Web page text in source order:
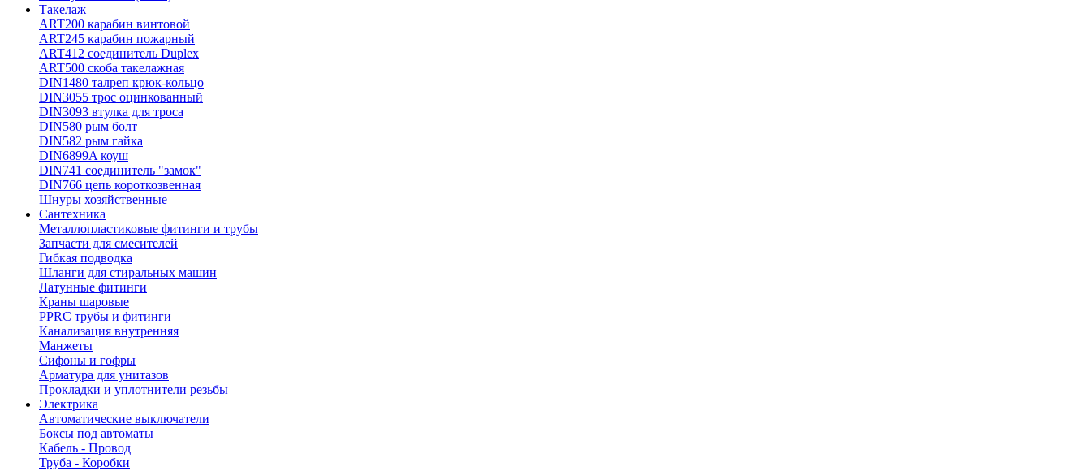
Такелаж
ART200 карабин винтовой
ART245 карабин пожарный
ART412 соединитель Duplex
ART500 скоба такелажная
DIN1480 талреп крюк-кольцо
DIN3055 трос оцинкованный
DIN3093 втулка для троса
DIN580 рым болт
DIN582 рым гайка
DIN6899A коуш
DIN741 соединитель "замок"
DIN766 цепь короткозвенная
Шнуры хозяйственные
Сантехника
Металлопластиковые фитинги и трубы
Запчасти для смесителей
Гибкая подводка
Шланги для стиральных машин
Латунные фитинги
Краны шаровые
PPRC трубы и фитинги
Канализация внутренняя
Манжеты
Сифоны и гофры
Арматура для унитазов
Прокладки и уплотнители резьбы
Электрика
Автоматические выключатели
Боксы под автоматы
Кабель - Провод
Труба - Коробки